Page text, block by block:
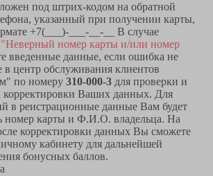
под штрих-кодом на обратной
указанный при получении карты,
+7(___)-___-__-__ В случае
"Неверный номер карты и/или номер
введенные данные, если ошибка не
в центр обслуживания клиентов
по номеру 310-000-3 для проверки и
корректировки Ваших данных. Для
в реистрационные данные Вам будет
номер карты и Ф.И.О. владельца. На
корректировки данных Вы сможете
кабинету для дальнейшей
бонусных баллов.